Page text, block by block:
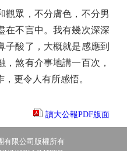
眾，不分膚色，不分男
在不言中。我有幾次深深
子酸了，大概就是感應到
煞有介事地講一百次，
更令人有所感悟。
讀大公報PDF版面
有限公司版權所有